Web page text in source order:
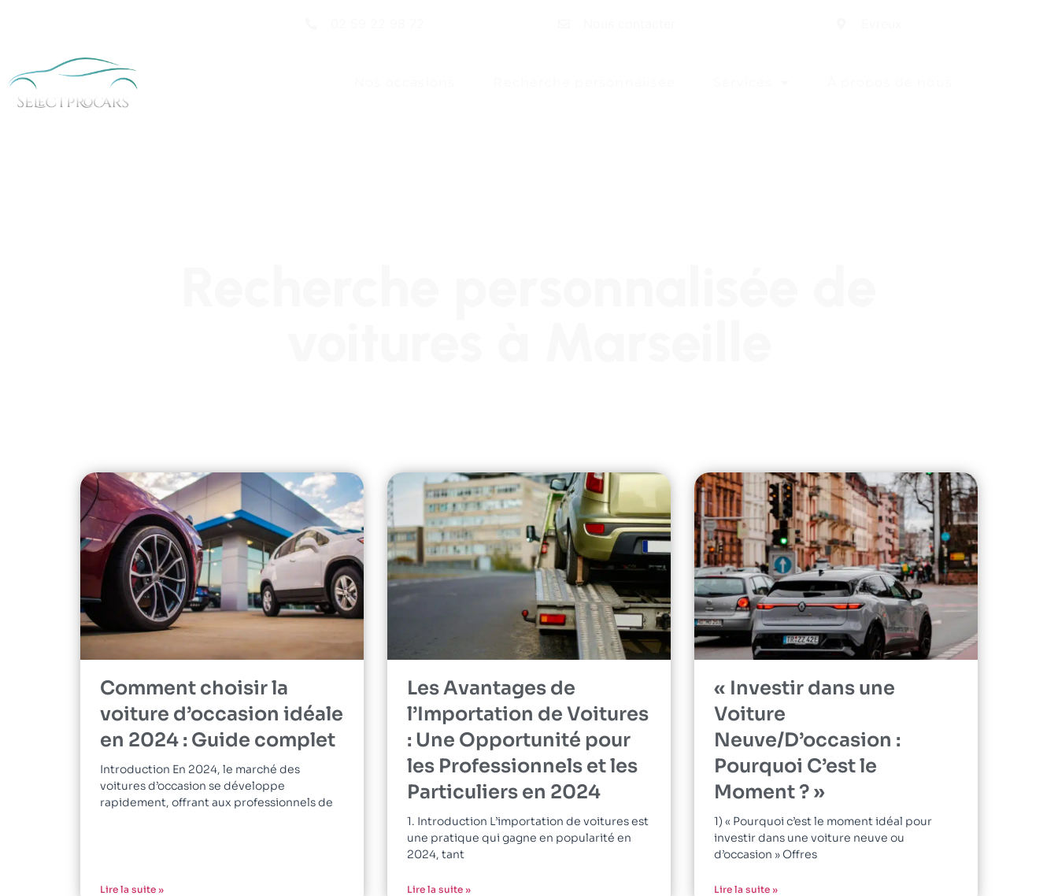
Comment choisir la
voiture d’occasion idéale
en 2024 : Guide complet
Introduction En 2024, le marché des
voitures d’occasion se développe
rapidement, offrant aux professionnels de
Lire la suite »
Les Avantages de
l’Importation de Voitures
: Une Opportunité pour
les Professionnels et les
Particuliers en 2024
1. Introduction L’importation de voitures est
une pratique qui gagne en popularité en
2024, tant
Lire la suite »
« Investir dans une
Voiture
Neuve/D’occasion :
Pourquoi C’est le
Moment ? »
1) « Pourquoi c’est le moment idéal pour
investir dans une voiture neuve ou
d’occasion » Offres
Lire la suite »